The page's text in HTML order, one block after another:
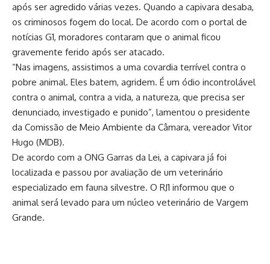
após ser agredido várias vezes. Quando a capivara desaba,
os criminosos fogem do local. De acordo com o portal de
notícias G1, moradores contaram que o animal ficou
gravemente ferido após ser atacado.
“Nas imagens, assistimos a uma covardia terrível contra o
pobre animal. Eles batem, agridem. É um ódio incontrolável
contra o animal, contra a vida, a natureza, que precisa ser
denunciado, investigado e punido”, lamentou o presidente
da Comissão de Meio Ambiente da Câmara, vereador Vitor
Hugo (MDB).
De acordo com a ONG Garras da Lei, a capivara já foi
localizada e passou por avaliação de um veterinário
especializado em fauna silvestre. O RJ1 informou que o
animal será levado para um núcleo veterinário de Vargem
Grande.